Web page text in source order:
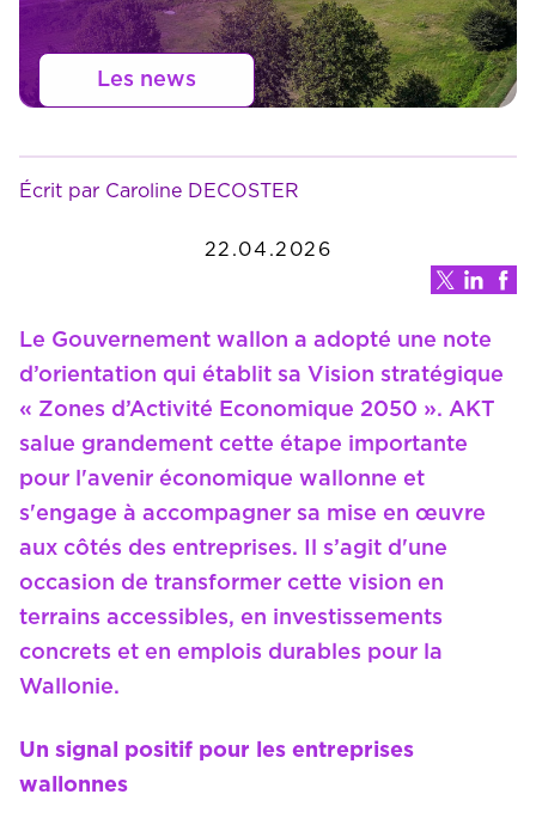
Les news
Écrit par Caroline DECOSTER
22.04.2026
Le Gouvernement wallon a adopté une note
d’orientation qui établit sa Vision stratégique
« Zones d’Activité Economique 2050 ». AKT
salue grandement cette étape importante
pour l'avenir économique wallonne et
s'engage à accompagner sa mise en œuvre
aux côtés des entreprises. Il s’agit d'une
occasion de transformer cette vision en
terrains accessibles, en investissements
concrets et en emplois durables pour la
Wallonie.
Un signal positif pour les entreprises
wallonnes